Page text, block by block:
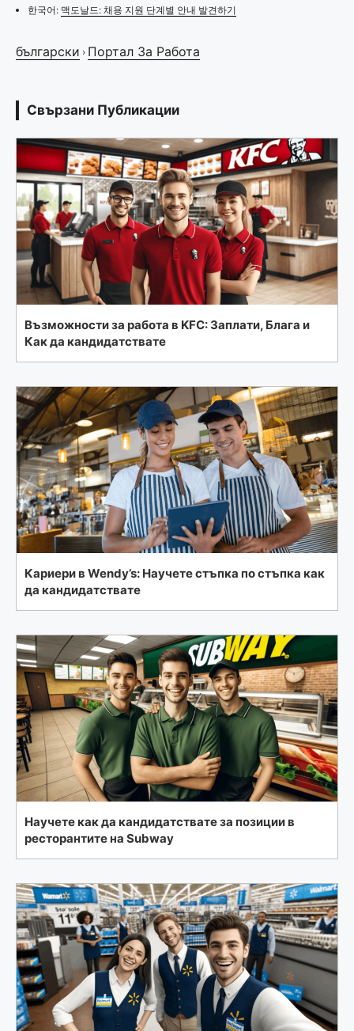
한국어: 맥도날드: 채용 지원 단계별 안내 발견하기
български › Портал За Работа
Свързани Публикации
Възможности за работа в KFC: Заплати, Блага и
Как да кандидатствате
Кариери в Wendy’s: Научете стъпка по стъпка как
да кандидатствате
Научете как да кандидатствате за позиции в
ресторантите на Subway